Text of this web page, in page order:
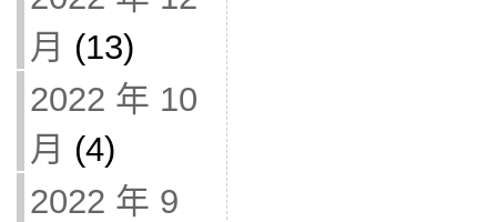
月 (13)
2022 年 10
月 (4)
2022 年 9